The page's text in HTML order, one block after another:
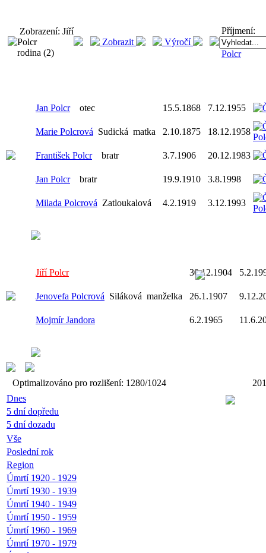
Zobrazení: Jiří
Polcr
rodina (2)
Zobrazit Výročí
Příjmení:
Polcr
Jan Polcr otec 15.5.1868 7.12.1955
Marie Polcrová Sudická matka 2.10.1875 18.12.1958
František Polcr bratr 3.7.1906 20.12.1983
Jan Polcr bratr 19.9.1910 3.8.1998
Milada Polcrová Zatloukalová 4.2.1919 3.12.1993
Jiří Polcr 30.12.1904
Jenovefa Polcrová Siláková manželka 26.1.1907
Mojmír Jandora 6.2.1965
Optimalizováno pro rozlišení: 1280/1024
Dnes
5 dní dopředu
5 dní dozadu
Vše
Poslední rok
Region
Úmrtí 1920 - 1929
Úmrtí 1930 - 1939
Úmrtí 1940 - 1949
Úmrtí 1950 - 1959
Úmrtí 1960 - 1969
Úmrtí 1970 - 1979